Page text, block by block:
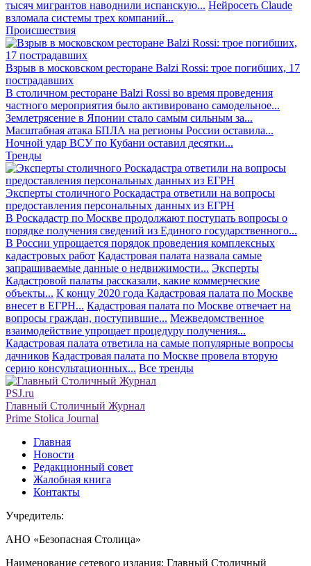
тысяч мигрантов наводнили испанскую... Нейросеть Claude
взломала системы трех компаний...
Происшествия
Взрыв в московском ресторане Balzi Rossi: трое погибших, 17
пострадавших
В столичном ресторане Balzi Rossi во время проведения
частного мероприятия было активировано самодельное...
Землетрясение в Японии стало самым сильным за...
Масштабная атака БПЛА на регионы России оставила...
Ночной удар ВСУ по Кубани оставил десятки...
Тренды
Эксперты столичного Роскадастра ответили на вопросы
предоставления персональных данных из ЕГРН
В Роскадастр по Москве продолжают поступать вопросы о
порядке получения сведений из Единого государственного...
В России упрощается порядок проведения комплексных
кадастровых работ Кадастровая палата назвала самые
запрашиваемые данные о недвижимости... Эксперты
Кадастровой палаты рассказали, какие коммерческие
объекты... К концу 2020 года Кадастровая палата по Москве
внесет в ЕГРН... Кадастровая палата по Москве отвечает на
вопросы граждан, поступившие... Межведомственное
взаимодействие упрощает процедуру получения...
Кадастровая палата ответила на самые популярные вопросы
дачников Кадастровая палата по Москве провела вторую
серию консультационных... Все тренды
PSJ.ru
Главный Столичный Журнал
Prime Stolica Journal
Главная
Новости
Редакционный совет
Жалобная книга
Контакты
Учредитель:
АНО «Безопасная Столица»
Наименование сетевого издания: Главный Столичный